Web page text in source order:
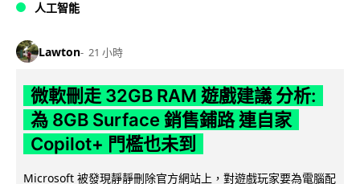
人工智能
Lawton 21 小時
微軟刪走 32GB RAM 遊戲建議 分析:
為 8GB Surface 銷售鋪路 連自家
Copilot+ 門檻也未到
Microsoft 被發現靜靜刪除官方網站上，對遊戲玩家要為電腦配